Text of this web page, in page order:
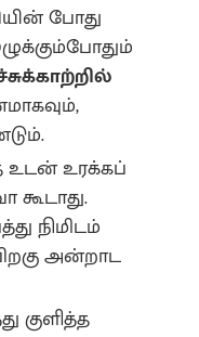
போது
உடன் உரக்கப்
நிமிடம்
அன்றாட